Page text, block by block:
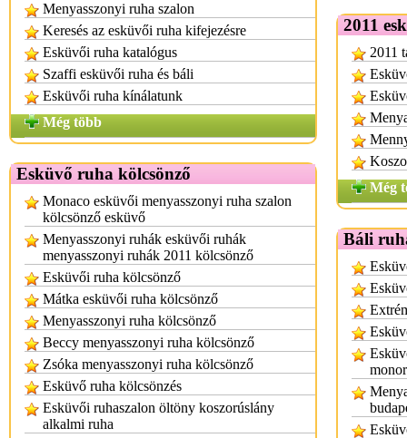
Menyasszonyi ruha szalon
Keresés az esküvői ruha kifejezésre
Esküvői ruha katalógus
Szaffi esküvői ruha és báli
Esküvői ruha kínálatunk
Még több
Esküvő ruha kölcsönző
Monaco esküvői menyasszonyi ruha szalon
kölcsönző esküvő
Menyasszonyi ruhák esküvői ruhák
menyasszonyi ruhák 2011 kölcsönző
Esküvői ruha kölcsönző
Mátka esküvői ruha kölcsönző
Menyasszonyi ruha kölcsönző
Beccy menyasszonyi ruha kölcsönző
Zsóka menyasszonyi ruha kölcsönző
Esküvő ruha kölcsönzés
Esküvői ruhaszalon öltöny koszorúslány
alkalmi ruha
2011
2011
Még
Báli